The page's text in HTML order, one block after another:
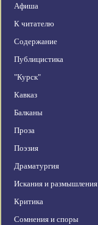
Афиша
К читателю
Содержание
Публицистика
"Курск"
Кавказ
Балканы
Проза
Поэзия
Драматургия
Искания и размышления
Критика
Сомнения и споры